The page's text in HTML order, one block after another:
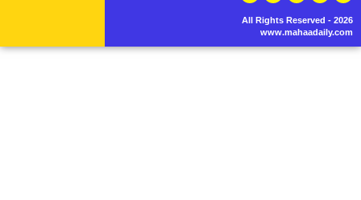
All Rights Reserved - 2026
www.mahaadaily.com